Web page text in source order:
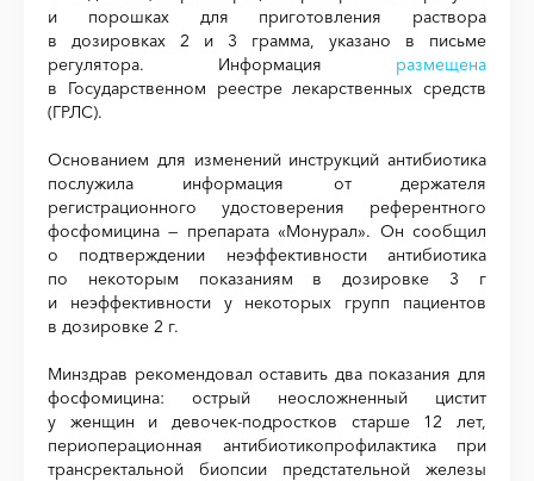
и порошках для приготовления раствора
в дозировках 2 и 3 грамма, указано в письме
регулятора. Информация размещена
в Государственном реестре лекарственных средств
(ГРЛС).
Основанием для изменений инструкций антибиотика
послужила информация от держателя
регистрационного удостоверения референтного
фосфомицина — препарата «Монурал». Он сообщил
о подтверждении неэффективности антибиотика
по некоторым показаниям в дозировке 3 г
и неэффективности у некоторых групп пациентов
в дозировке 2 г.
Минздрав рекомендовал оставить два показания для
фосфомицина: острый неосложненный цистит
у женщин и девочек-подростков старше 12 лет,
периоперационная антибиотикопрофилактика при
трансректальной биопсии предстательной железы